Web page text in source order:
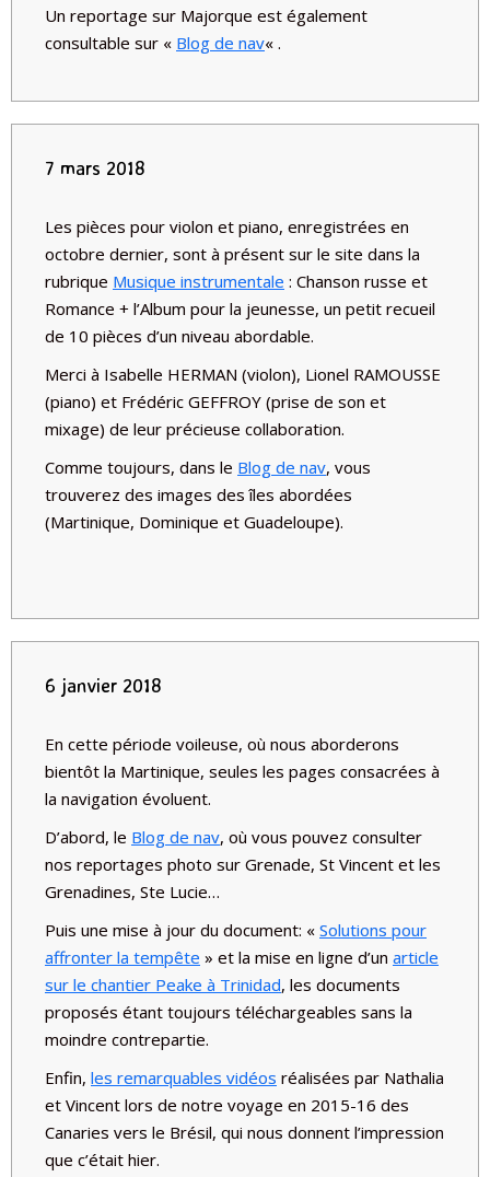
Un reportage sur Majorque est également
consultable sur « Blog de nav« .
7 mars 2018
Les pièces pour violon et piano, enregistrées en
octobre dernier, sont à présent sur le site dans la
rubrique Musique instrumentale : Chanson russe et
Romance + l’Album pour la jeunesse, un petit recueil
de 10 pièces d’un niveau abordable.
Merci à Isabelle HERMAN (violon), Lionel RAMOUSSE
(piano) et Frédéric GEFFROY (prise de son et
mixage) de leur précieuse collaboration.
Comme toujours, dans le Blog de nav, vous
trouverez des images des îles abordées
(Martinique, Dominique et Guadeloupe).
6 janvier 2018
En cette période voileuse, où nous aborderons
bientôt la Martinique, seules les pages consacrées à
la navigation évoluent.
D’abord, le Blog de nav, où vous pouvez consulter
nos reportages photo sur Grenade, St Vincent et les
Grenadines, Ste Lucie…
Puis une mise à jour du document: « Solutions pour
affronter la tempête » et la mise en ligne d’un article
sur le chantier Peake à Trinidad, les documents
proposés étant toujours téléchargeables sans la
moindre contrepartie.
Enfin, les remarquables vidéos réalisées par Nathalia
et Vincent lors de notre voyage en 2015-16 des
Canaries vers le Brésil, qui nous donnent l’impression
que c’était hier.